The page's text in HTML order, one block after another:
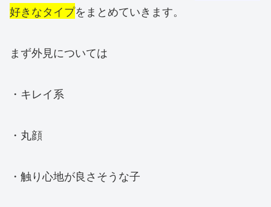
好きなタイプをまとめていきます。
まず外見については
・キレイ系
・丸顔
・触り心地が良さそうな子